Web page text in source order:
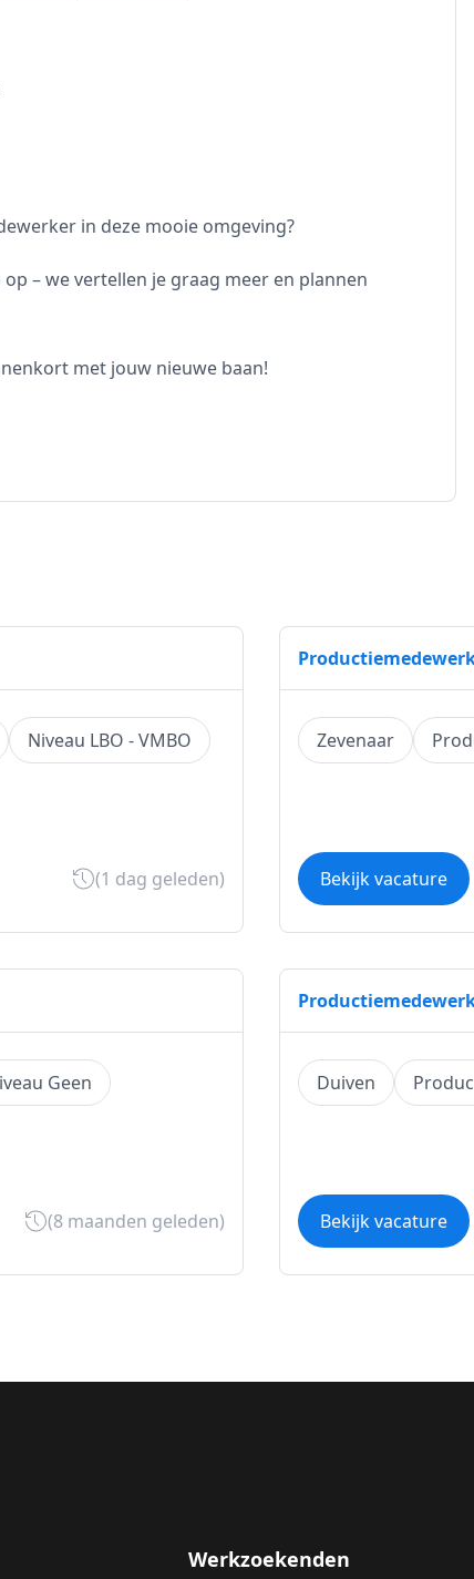
in deze mooie omgeving?
– we vertellen je graag meer en plannen
met jouw nieuwe baan!
Niveau LBO - VMBO
(1 dag geleden)
Zevenaar
Bekijk vacature
Geen
(8 maanden geleden)
Duiven
Bekijk vacature
Werkzoekenden